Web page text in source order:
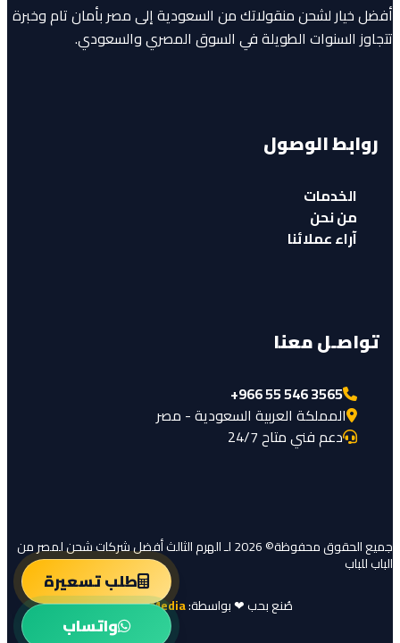
طلب تسعيرة
واتساب
أفضل خيار لشحن منقولاتك من السعودية إلى مصر بأمان تام وخبرة
تتجاوز السنوات الطويلة في السوق المصري والسعودي.
روابط الوصول
الخدمات
من نحن
آراء عملائنا
تواصـل معنا
+966 55 546 3565
المملكة العربية السعودية - مصر
دعم فني متاح 24/7
جميع الحقوق محفوظة© 2026 لـ الهرم الثالث أفضل شركات شحن لمصر من
الباب للباب
صُنع بحب ❤︎ بواسطة:Motive Media